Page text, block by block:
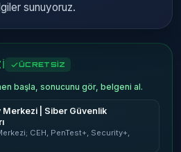
sunuyoruz.
ÜCRETSİZ
başla, sonucunu gör, belgeni al.
Merkezi | Siber Güvenlik
CEH, PenTest+, Security+,